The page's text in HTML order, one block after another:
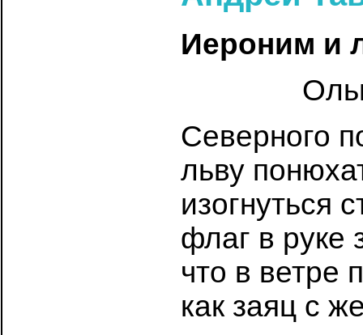
Иероним и
Северного
льву
изогнуться
флаг в руке
что в ветре
как заяц с